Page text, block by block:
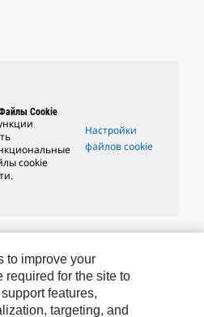
Cookie
cookie
Настройки
файлов cookie
to improve your
required for the site to
features,
targeting, and